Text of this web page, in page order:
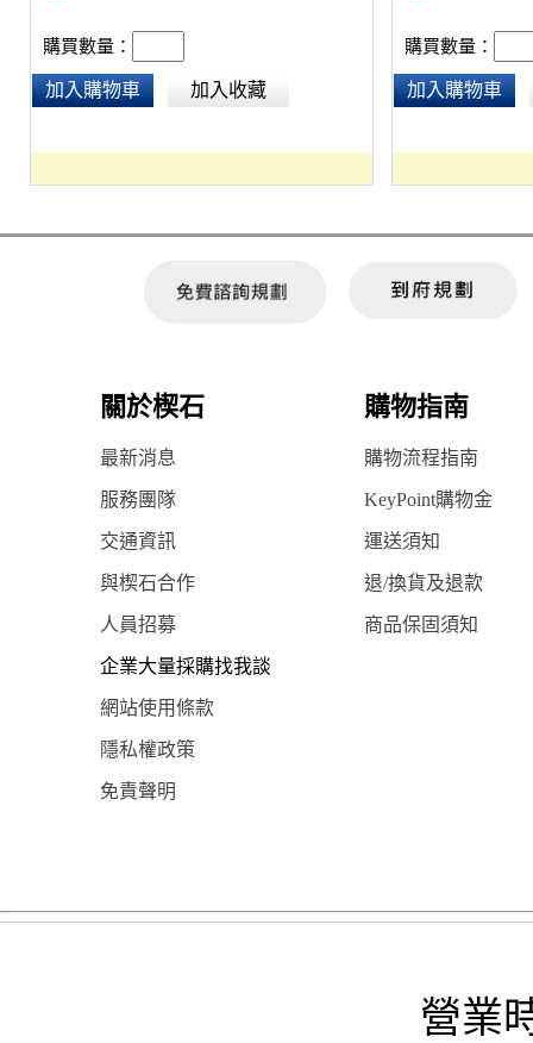
購買數量：
加入購物車 加入收藏
購買數量：
加入購物車
關於楔石 購物指南
最新消息 購物流程指南
服務團隊 KeyPoint購物金
交通資訊 運送須知
與楔石合作 退/換貨及退款
人員招募 商品保固須知
企業大量採購找我談
網站使用條款
隱私權政策
免責聲明
營業